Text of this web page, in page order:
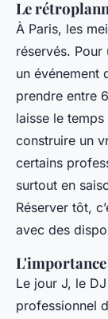
Le
À Paris, les
réservés.
un événement
prendre entre
laisse le
construire un
certains
surtout en
Réserver tôt,
avec des
Le jour J, le
professionnel